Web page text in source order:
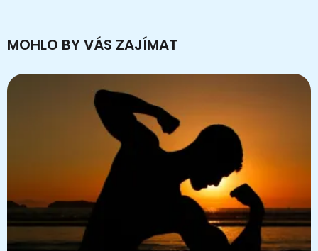
MOHLO BY VÁS ZAJÍMAT